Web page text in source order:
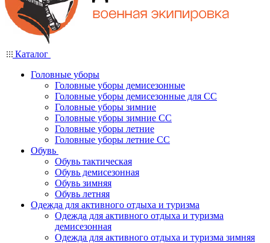
Каталог
Головные уборы
Головные уборы демисезонные
Головные уборы демисезонные для СС
Головные уборы зимние
Головные уборы зимние СС
Головные уборы летние
Головные уборы летние СС
Обувь
Обувь тактическая
Обувь демисезонная
Обувь зимняя
Обувь летняя
Одежда для активного отдыха и туризма
Одежда для активного отдыха и туризма
демисезонная
Одежда для активного отдыха и туризма зимняя